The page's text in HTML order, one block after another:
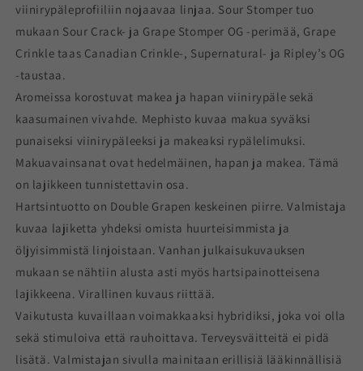
viinirypäleprofiiliin nojaavaa linjaa. Sour Stomper tuo
mukaan Sour Crack- ja Grape Stomper OG -perimää, Grape
Crinkle taas Canadian Crinkle-, Supernatural- ja Ripley’s OG
-taustaa.
Aromeissa korostuvat makea ja hapan viinirypäle sekä
kaasumainen vivahde. Mephisto kuvaa makua syväksi
punaiseksi viinirypäleeksi ja makeaksi rypälelimuksi.
Makuavainsanat ovat hedelmäinen, hapan ja makea. Tämä
on lajikkeen tunnistettavin osa.
Hartsintuotto on Double Grapen keskeinen piirre. Valmistaja
kuvaa lajiketta yhdeksi omista huurteisimmista ja
öljyisimmistä linjoistaan. Vanhan julkaisukuvauksen
mukaan se nähtiin alusta asti myös hartsipainotteisena
lajikkeena. Virallinen kuvaus riittää.
Vaikutusta kuvaillaan voimakkaaksi hybridiksi, joka voi olla
sekä stimuloiva että rauhoittava. Terveysväitteitä ei pidä
lisätä. Valmistajan sivulla mainitaan erillisiä lääkinnällisiä